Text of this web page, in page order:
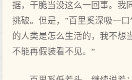
据，干脆当没这么一回事。我
挑破。但是，”百里奚深吸一
的人类是怎么生活的，我不想
不能再假装看不见。”